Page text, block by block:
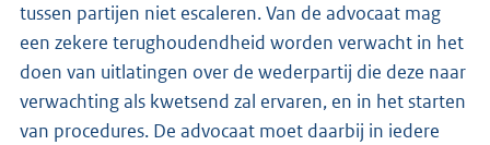
tussen partijen niet escaleren. Van de advocaat mag
een zekere terughoudendheid worden verwacht in het
doen van uitlatingen over de wederpartij die deze naar
verwachting als kwetsend zal ervaren, en in het starten
van procedures. De advocaat moet daarbij in iedere